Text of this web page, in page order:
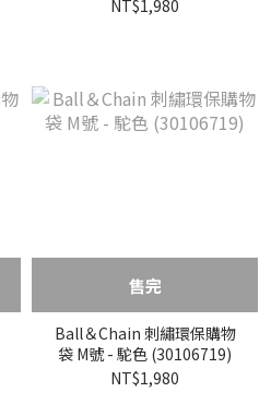
NT$1,980
售完
Ball＆Chain 刺繡環保購物
袋 M號 - 駝色 (30106719)
NT$1,980